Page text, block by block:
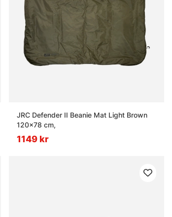
JRC Defender II Beanie Mat Light Brown
120x78 cm,
1149 kr